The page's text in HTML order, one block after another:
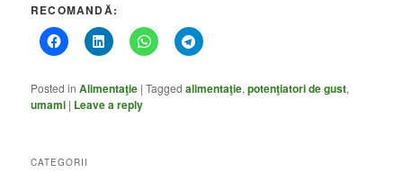
RECOMANDĂ:
Posted in Alimentaţie |Tagged alimentaţie,potenţiatori de gust,
umami | Leave a reply
CATEGORII